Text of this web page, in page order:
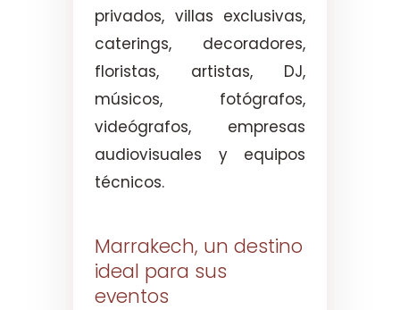
privados, villas exclusivas,
caterings, decoradores,
floristas, artistas, DJ,
músicos, fotógrafos,
videógrafos, empresas
audiovisuales y equipos
técnicos.
Marrakech, un destino
ideal para sus
eventos